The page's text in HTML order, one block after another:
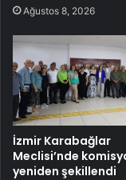
Ağustos 8, 2026
İzmir Karabağlar
Meclisi’nde
yeniden şekillendi